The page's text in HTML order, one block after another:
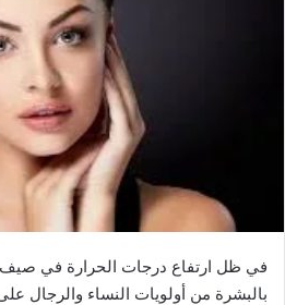
بالبشرة من أولويات النساء والرجال